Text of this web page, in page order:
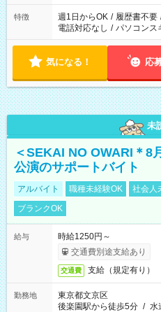
特徴 週1日からOK / 履歴書不要
電話対応なし / パソコンス
気になる！ 応
未
＜SEKAI NO OWARI＊8
公演のサポートバイト
アルバイト 職種未経験OK 社会人
ブランクOK
給与
時給1250円～
交通費別途支給あり
交通費 支給（規定有り）
勤務地
東京都文京区
後楽園駅から徒歩5分 / 水